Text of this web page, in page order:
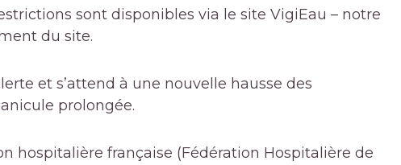
sont disponibles via le site VigiEau – notre
du site.
et s’attend à une nouvelle hausse des
prolongée.
hospitalière française (Fédération Hospitalière de